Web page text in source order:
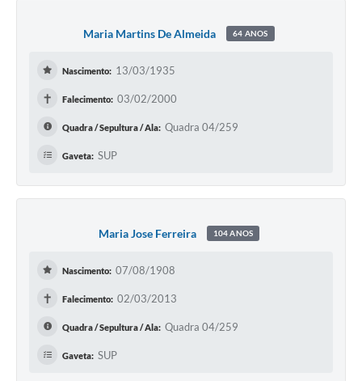
Maria Martins De Almeida 64 ANOS
Nascimento: 13/03/1935
✝ Falecimento: 03/02/2000
Quadra / Sepultura / Ala: Quadra 04/259
Gaveta: SUP
Maria Jose Ferreira 104 ANOS
Nascimento: 07/08/1908
✝ Falecimento: 02/03/2013
Quadra / Sepultura / Ala: Quadra 04/259
Gaveta: SUP